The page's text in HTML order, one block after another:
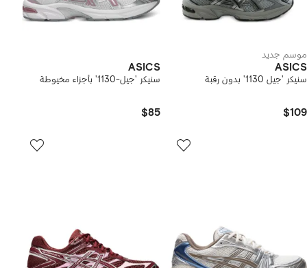
موسم جديد
ASICS
سنيكر 'جيل 1130' بدون رقبة
$109
ASICS
سنيكر 'جيل-1130' بأجزاء مخيوطة
$85